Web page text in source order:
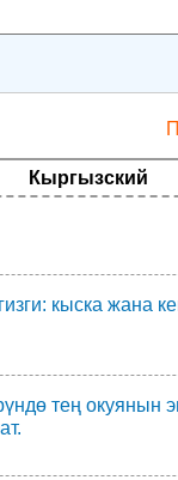
Кыргызский
кыска жана
тең окуянын